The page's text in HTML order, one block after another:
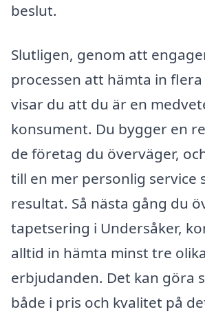
beslut.
Slutligen, genom att
processen att hämta in
visar du att du är en
konsument. Du bygger en
de företag du överväger,
till en mer personlig service
resultat. Så nästa gång du
tapetsering i Undersåker,
alltid in hämta minst tre olika
erbjudanden. Det kan göra
både i pris och kvalitet på